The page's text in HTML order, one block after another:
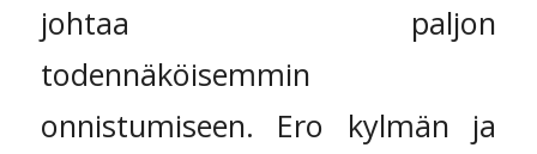
johtaa paljon
todennäköisemmin
onnistumiseen. Ero kylmän ja